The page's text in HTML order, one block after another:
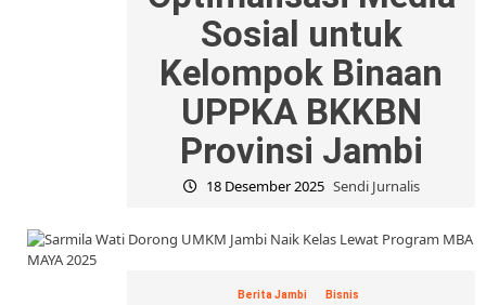
Sosial untuk
Kelompok Binaan
UPPKA BKKBN
Provinsi Jambi
18 Desember 2025 Sendi Jurnalis
Berita Jambi Bisnis